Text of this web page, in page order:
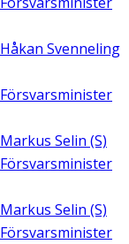
Håkan Svenneling
Försvarsminister
Markus Selin (S)
Försvarsminister
Markus Selin (S)
Försvarsminister